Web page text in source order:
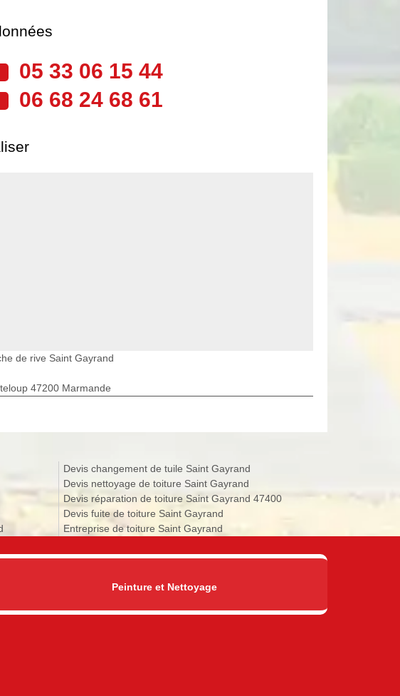
05 33 06 15 44
06 68 24 68 61
de rive Saint Gayrand
47200 Marmande
Devis changement de tuile Saint Gayrand
Devis nettoyage de toiture Saint Gayrand
Devis réparation de toiture Saint Gayrand 47400
Devis fuite de toiture Saint Gayrand
Entreprise de toiture Saint Gayrand
Peinture et Nettoyage